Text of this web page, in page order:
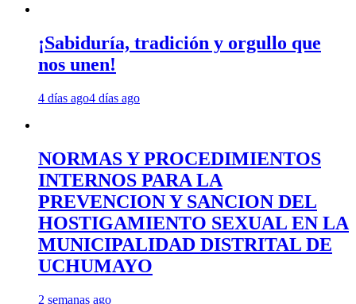
¡Sabiduría, tradición y orgullo que
nos unen!
4 días ago4 días ago
NORMAS Y PROCEDIMIENTOS
INTERNOS PARA LA
PREVENCION Y SANCION DEL
HOSTIGAMIENTO SEXUAL EN LA
MUNICIPALIDAD DISTRITAL DE
UCHUMAYO
2 semanas ago